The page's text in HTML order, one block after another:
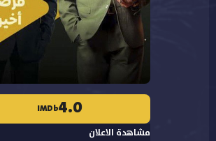
4.0
IMDb
مشاهدة الاعلان